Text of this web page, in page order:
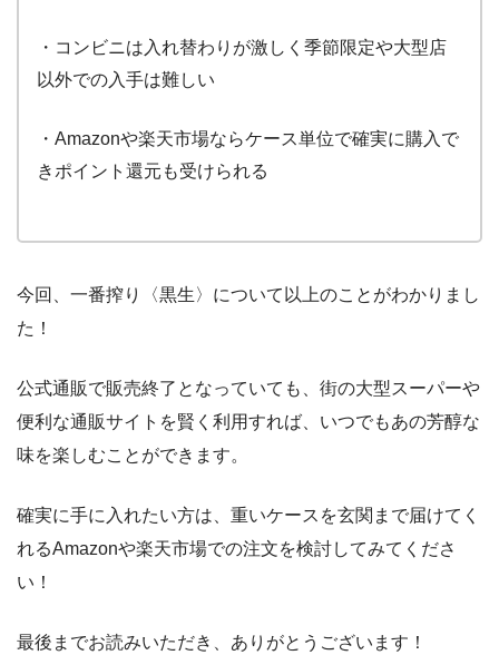
・コンビニは入れ替わりが激しく季節限定や大型店
以外での入手は難しい
・Amazonや楽天市場ならケース単位で確実に購入で
きポイント還元も受けられる
今回、一番搾り〈黒生〉について以上のことがわかりまし
た！
公式通販で販売終了となっていても、街の大型スーパーや
便利な通販サイトを賢く利用すれば、いつでもあの芳醇な
味を楽しむことができます。
確実に手に入れたい方は、重いケースを玄関まで届けてく
れるAmazonや楽天市場での注文を検討してみてくださ
い！
最後までお読みいただき、ありがとうございます！